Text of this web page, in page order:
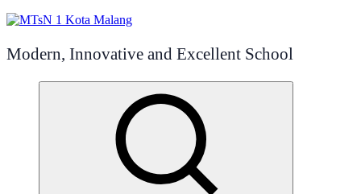
Modern, Innovative and Excellent School